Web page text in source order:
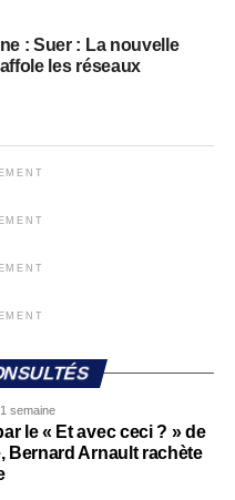
: Suer : La nouvelle
les réseaux
semaine
le « Et avec ceci ? » de
Bernard Arnault rachète